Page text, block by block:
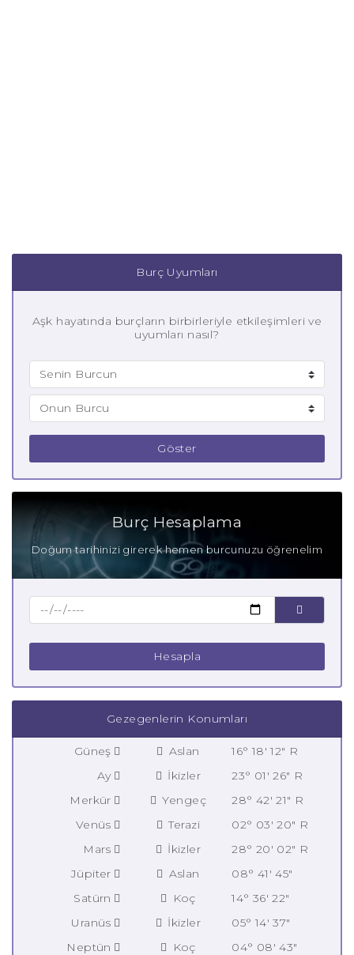
Burç Uyumları
Aşk hayatında burçların birbirleriyle etkileşimleri ve
uyumları nasıl?
Göster
Burç Hesaplama
Doğum tarihinizi girerek hemen burcunuzu öğrenelim
Hesapla
Gezegenlerin Konumları
Güneş Aslan
16° 18' 12" R
Ay
İkizler
23° 01' 26" R
Merkür
Yengeç
28° 42' 21" R
Venüs
Terazi
02° 03' 20" R
Mars
İkizler
28° 20' 02" R
Jüpiter
Aslan
08° 41' 45"
Satürn
Koç
14° 36' 22"
Uranüs
İkizler
05° 14' 37"
Neptün
Koç
04° 08' 43"